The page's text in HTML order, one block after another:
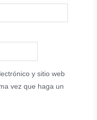
y sitio web
vez que haga un